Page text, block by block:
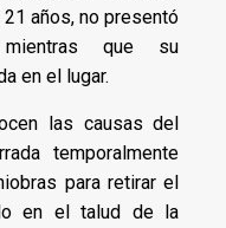
21 años, no presentó
mientras que su
en el lugar.
las causas del
temporalmente
para retirar el
en el talud de la